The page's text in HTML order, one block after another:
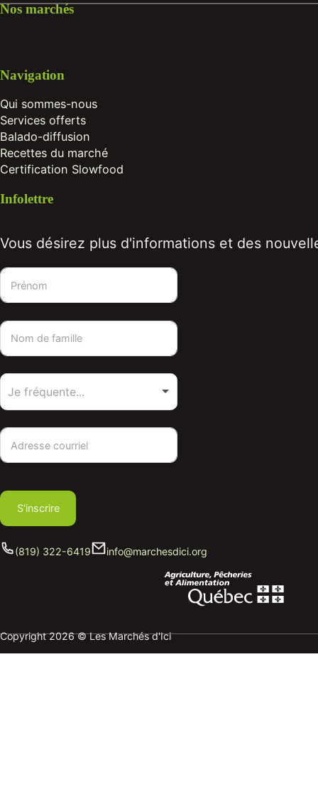
Nos marchés
Navigation
Qui sommes-nous
Services offerts
Balado-diffusion
Recettes du marché
Certification Slowfood
Infolettre
Vous désirez plus d'informations et des
S'inscrire
(819) 322-6419 info@marchesdici.org
Copyright 2026 © Les Marchés d'Ici